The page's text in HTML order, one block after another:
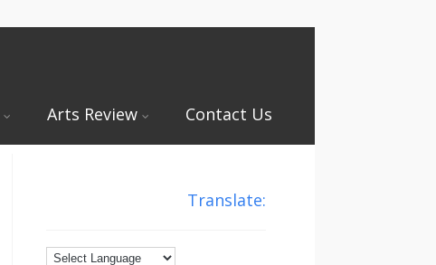
Arts Review Contact Us
Translate: